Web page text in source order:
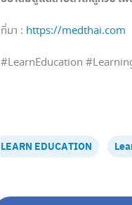
ที่มา : https://medthai.com
#LearnEducation
LEARN EDUCATION